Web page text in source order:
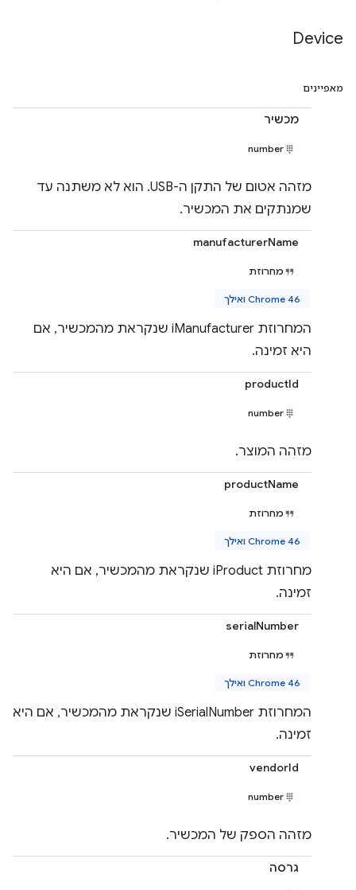
Device
מאפיינים
מכשיר
number
מזהה אטום של התקן ה-USB. הוא לא משתנה עד
שמנתקים את המכשיר.
manufacturerName
מחרוזת
Chrome 46 ואילך
המחרוזת iManufacturer שנקראת מהמכשיר, אם
היא זמינה.
productId
number
מזהה המוצר.
productName
מחרוזת
Chrome 46 ואילך
מחרוזת iProduct שנקראת מהמכשיר, אם היא
זמינה.
serialNumber
מחרוזת
Chrome 46 ואילך
המחרוזת iSerialNumber שנקראת מהמכשיר, אם היא
זמינה.
vendorId
number
מזהה הספק של המכשיר.
גרסה